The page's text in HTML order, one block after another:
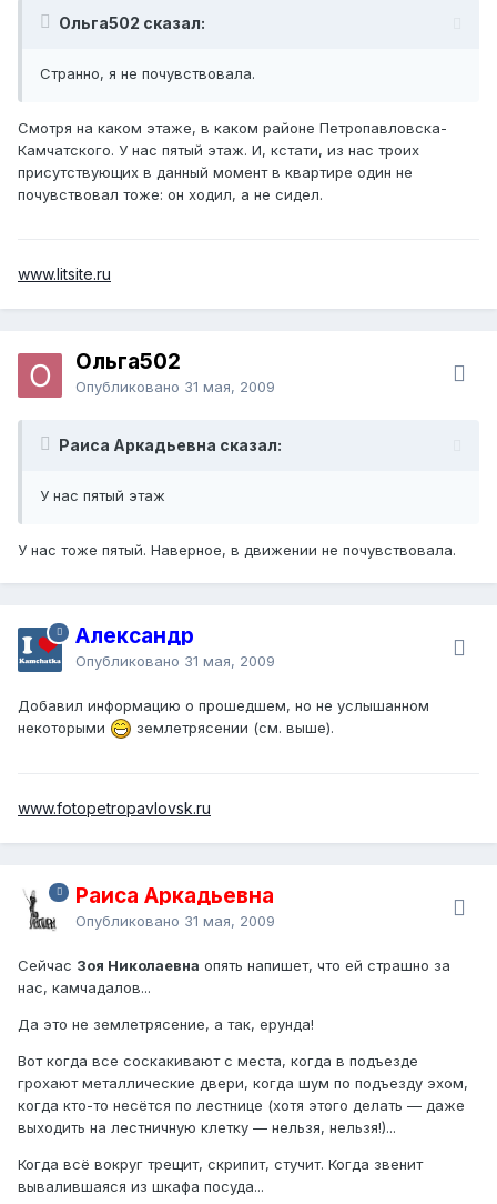
Ольга502 сказал:
Странно, я не почувствовала.
Смотря на каком этаже, в каком районе Петропавловска-
Камчатского. У нас пятый этаж. И, кстати, из нас троих
присутствующих в данный момент в квартире один не
почувствовал тоже: он ходил, а не сидел.
www.litsite.ru
Ольга502
Опубликовано 31 мая, 2009
Раиса Аркадьевна сказал:
У нас пятый этаж
У нас тоже пятый. Наверное, в движении не почувствовала.
Александр
Опубликовано 31 мая, 2009
Добавил информацию о прошедшем, но не услышанном
некоторыми
землетрясении (см. выше).
www.fotopetropavlovsk.ru
Раиса Аркадьевна
Опубликовано 31 мая, 2009
Сейчас Зоя Николаевна опять напишет, что ей страшно за
нас, камчадалов...
Да это не землетрясение, а так, ерунда!
Вот когда все соскакивают с места, когда в подъезде
грохают металлические двери, когда шум по подъезду эхом,
когда кто-то несётся по лестнице (хотя этого делать — даже
выходить на лестничную клетку — нельзя, нельзя!)...
Когда всё вокруг трещит, скрипит, стучит. Когда звенит
вывалившаяся из шкафа посуда...